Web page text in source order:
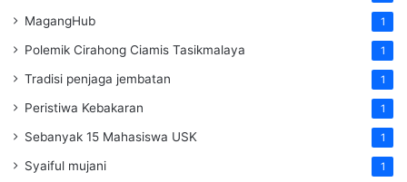
MagangHub 1
Polemik Cirahong Ciamis Tasikmalaya 1
Tradisi penjaga jembatan 1
Peristiwa Kebakaran 1
Sebanyak 15 Mahasiswa USK 1
Syaiful mujani 1